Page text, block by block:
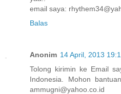
email saya:
Balas
Anonim 14 April, 2013
Tolong kirimin ke Email
Indonesia. Mohon
ammugni@yahoo.co.id